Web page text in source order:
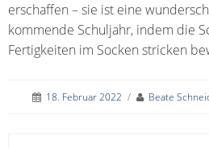
erschaffen – sie ist eine
kommende Schuljahr, indem die
Fertigkeiten im Socken stricken
18. Februar 2022 / Beate